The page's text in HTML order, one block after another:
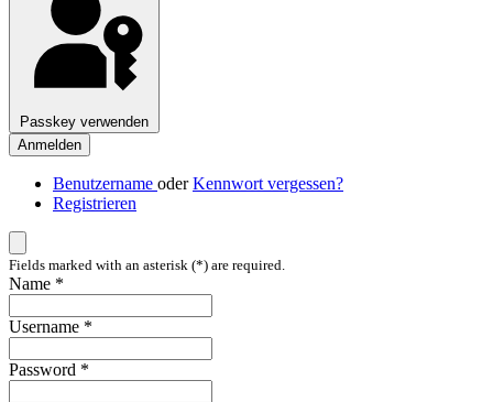
Passkey verwenden
Anmelden
Benutzername oderKennwort vergessen?
Registrieren
Fields marked with an asterisk (*) are required.
Name *
Username *
Password *